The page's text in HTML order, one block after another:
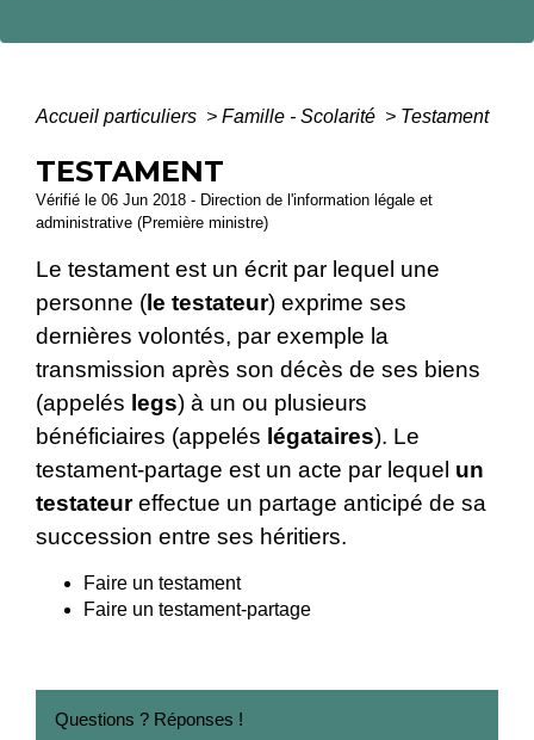
Accueil particuliers > Famille - Scolarité > Testament
TESTAMENT
Vérifié le 06 Jun 2018 - Direction de l'information légale et
administrative (Première ministre)
Le testament est un écrit par lequel une
personne ( le testateur) exprime ses
dernières volontés, par exemple la
transmission après son décès de ses biens
(appelés legs) à un ou plusieurs
bénéficiaires (appelés légataires). Le
testament-partage est un acte par lequel un
testateureffectue un partage anticipé de sa
succession entre ses héritiers.
Faire un testament
Faire un testament-partage
Questions ? Réponses !